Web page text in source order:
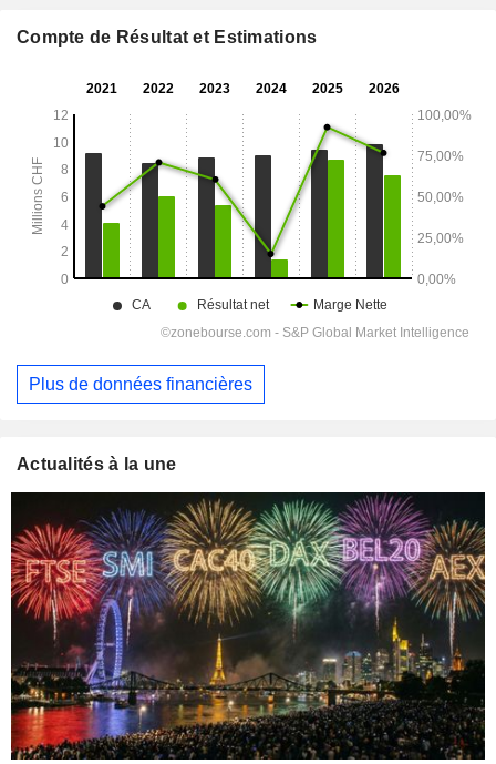
Compte de Résultat et Estimations
Plus de données financières
Actualités à la une